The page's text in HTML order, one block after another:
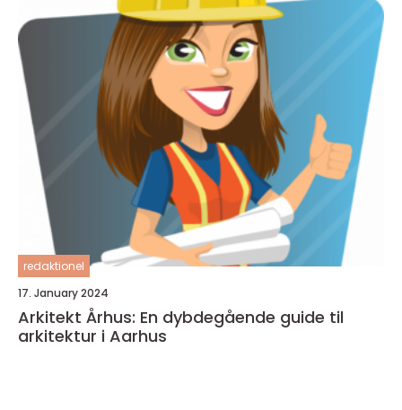
redaktionel
17. January 2024
Arkitekt Århus: En dybdegående guide til
arkitektur i Aarhus